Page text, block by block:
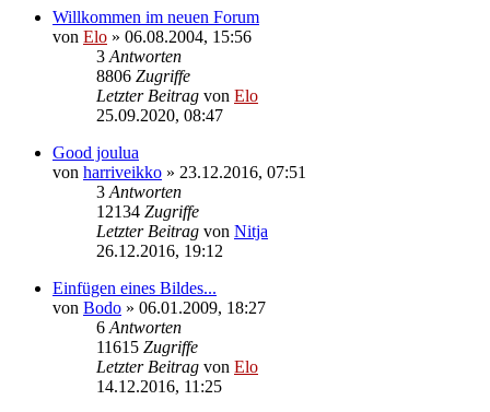
Willkommen im neuen Forum
von Elo » 06.08.2004, 15:56
3 Antworten
8806 Zugriffe
Letzter Beitrag von Elo
25.09.2020, 08:47
Good joulua
von harriveikko » 23.12.2016, 07:51
3 Antworten
12134 Zugriffe
Letzter Beitrag von Nitja
26.12.2016, 19:12
Einfügen eines Bildes...
von Bodo » 06.01.2009, 18:27
6 Antworten
11615 Zugriffe
Letzter Beitrag von Elo
14.12.2016, 11:25